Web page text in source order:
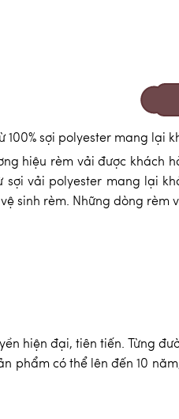
100% sợi polyester mang lại
hiệu rèm vải được
sợi vải polyester mang lại
sinh rèm. Những dòng rèm
hiện đại, tiên tiến. Từng
phẩm có thể lên đến 10